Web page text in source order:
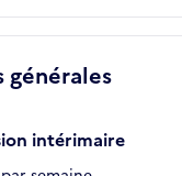
intérimaire